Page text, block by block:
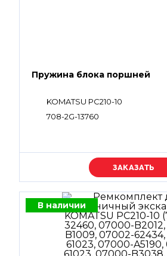
Пружина блока поршней
KOMATSU PC210-10
708-2G-13760
Уточняйте цену
В наличии